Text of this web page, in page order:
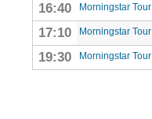
16:40 Morningstar Tour
17:10 Morningstar Tour
19:30 Morningstar Tour